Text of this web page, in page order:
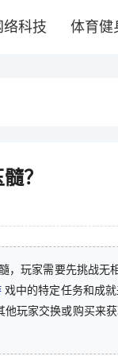
络科技 体育健
？
，玩家需要先挑战无
戏中的特定任务和成
玩家交换或购买来